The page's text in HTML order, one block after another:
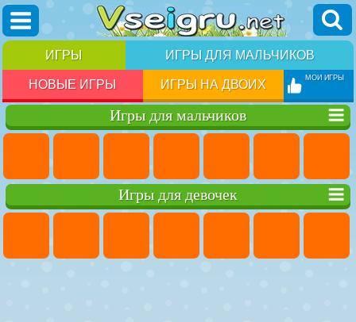
ИГРЫ ИГРЫ ДЛЯ МАЛЬЧИКОВ
НОВЫЕ ИГРЫ ИГРЫ НА ДВОИХ МОИ ИГРЫ
Игры для мальчиков
Игры для девочек